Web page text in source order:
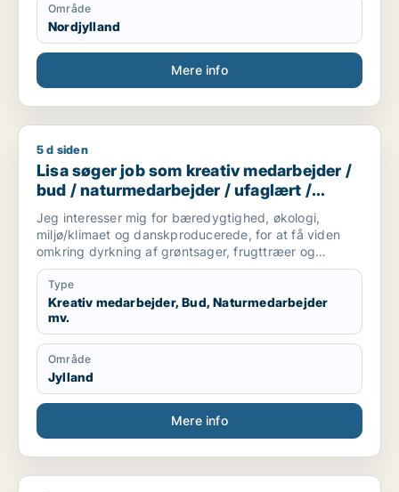
Område
Nordjylland
Mere info
Lisa søger job som kreativ medarbejder / bud /
5 d siden
Lisa søger job som kreativ medarbejder /
bud / naturmedarbejder / ufaglært /
gartner
Jeg interesser mig for bæredygtighed, økologi,
miljø/klimaet og danskproducerede, for at få viden
omkring dyrkning af grøntsager, frugttræer og
frilandsgartneri og parat til at flytte for en mulig
praktikplads.
Jeg er mødestabil, pligtopfyldende, fleksibel og
hjælpsom. Jeg er ikke bange for at give en hånd
ekstra.
Type
Kreativ medarbejder, Bud, Naturmedarbejder
mv.
Område
Jylland
Mere info